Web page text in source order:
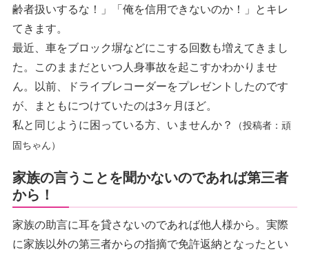
齢者扱いするな！」「俺を信用できないのか！」とキレ
てきます。
最近、車をブロック塀などにこする回数も増えてきまし
た。このままだといつ人身事故を起こすかわかりませ
ん。以前、ドライブレコーダーをプレゼントしたのです
が、まともにつけていたのは3ヶ月ほど。
私と同じように困っている方、いませんか？
（投稿者：頑
固ちゃん）
家族の言うことを聞かないのであれば第三者
から！
家族の助言に耳を貸さないのであれば他人様から。実際
に家族以外の第三者からの指摘で免許返納となったとい